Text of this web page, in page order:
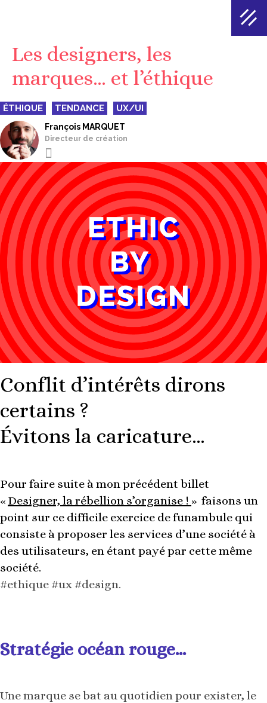
Les designers, les
marques… et l’éthique
ÉTHIQUE TENDANCE UX/UI
François MARQUET
Directeur de création
Conflit d’intérêts dirons
certains ?
Évitons la caricature…
Pour faire suite à mon précédent billet
« Designer, la rébellion s’organise ! » faisons un
point sur ce difficile exercice de funambule qui
consiste à proposer les services d’une société à
des utilisateurs, en étant payé par cette même
société.
#ethique #ux #design.
Stratégie océan rouge…
Une marque se bat au quotidien pour exister, le